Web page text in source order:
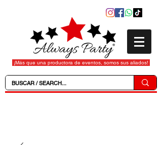
¡Más que una productora de eventos, somos sus aliados!